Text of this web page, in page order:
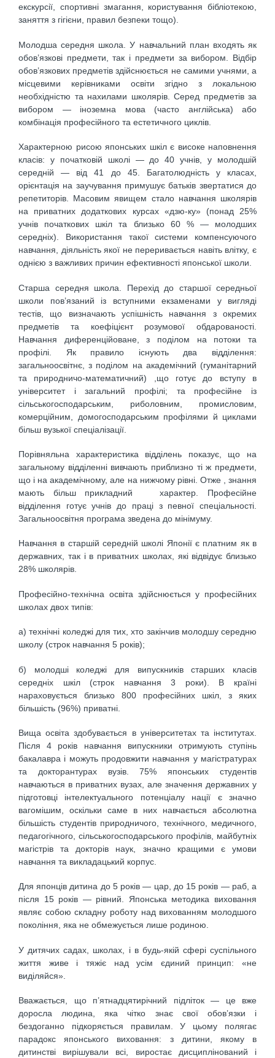
екскурсії, спортивні змагання, користування бібліотекою,
заняття з гігієни, правил безпеки тощо).
Молодша середня школа. У навчальний план входять як
обов’язкові предмети, так і предмети за вибором. Відбір
обов’язкових предметів здійснюється не самими учнями, а
місцевими керівниками освіти згідно з локальною
необхідністю та нахилами школярів. Серед предметів за
вибором — іноземна мова (часто англійська) або
комбінація професійного та естетичного циклів.
Характерною рисою японських шкіл є високе наповнення
класів: у початковій школі — до 40 учнів, у молодшій
середній — від 41 до 45. Багатолюдність у класах,
орієнтація на заучування примушує батьків звертатися до
репетиторів. Масовим явищем стало навчання школярів
на приватних додаткових курсах «дзю-ку» (понад 25%
учнів початкових шкіл та близько 60 % — молодших
середніх). Використання такої системи компенсуючого
навчання, діяльність якої не переривається навіть влітку, є
однією з важливих причин ефективності японської школи.
Старша середня школа. Перехід до старшої середньої
школи пов’язаний із вступними екзаменами у вигляді
тестів, що визначають успішність навчання з окремих
предметів та коефіцієнт розумової обдарованості.
Навчання диференційоване, з поділом на потоки та
профілі. Як правило існують два відділення:
загальноосвітнє, з поділом на академічний (гуманітарний
та природничо-математичний) ,що готує до вступу в
університет і загальний профілі; та професійне із
сільськогосподарським, риболовним, промисловим,
комерційним, домогосподарським профілями й циклами
більш вузької спеціалізації.
Порівняльна характеристика відділень показує, що на
загальному відділенні вивчають приблизно ті ж предмети,
що і на академічному, але на нижчому рівні. Отже , знання
мають більш прикладний характер. Професійне
відділення готує учнів до праці з певної спеціальності.
Загальноосвітня програма зведена до мінімуму.
Навчання в старшій середній школі Японії є платним як в
державних, так і в приватних школах, які відвідує близько
28% школярів.
Професійно-технічна освіта здійснюється у професійних
школах двох типів:
а) технічні коледжі для тих, хто закінчив молодшу середню
школу (строк навчання 5 років);
б) молодші коледжі для випускників старших класів
середніх шкіл (строк навчання 3 роки). В країні
нараховується близько 800 професійних шкіл, з яких
більшість (96%) приватні.
Вища освіта здобувається в університетах та інститутах.
Після 4 років навчання випускники отримують ступінь
бакалавра і можуть продовжити навчання у магістратурах
та докторантурах вузів. 75% японських студентів
навчаються в приватних вузах, але значення державних у
підготовці інтелектуального потенціалу нації є значно
вагомішим, оскільки саме в них навчається абсолютна
більшість студентів природничого, технічного, медичного,
педагогічного, сільськогосподарського профілів, майбутніх
магістрів та докторів наук, значно кращими є умови
навчання та викладацький корпус.
Для японців дитина до 5 років — цар, до 15 років — раб, а
після 15 років — рівний. Японська методика виховання
являє собою складну роботу над вихованням молодшого
покоління, яка не обмежується лише родиною.
У дитячих садах, школах, і в будь-якій сфері суспільного
життя живе і тяжіє над усім єдиний принцип: «не
виділяйся».
Вважається, що п’ятнадцятирічний підліток — це вже
доросла людина, яка чітко знає свої обов’язки і
бездоганно підкоряється правилам. У цьому полягає
парадокс японського виховання: з дитини, якому в
дитинстві вирішували всі, виростає дисциплінований і